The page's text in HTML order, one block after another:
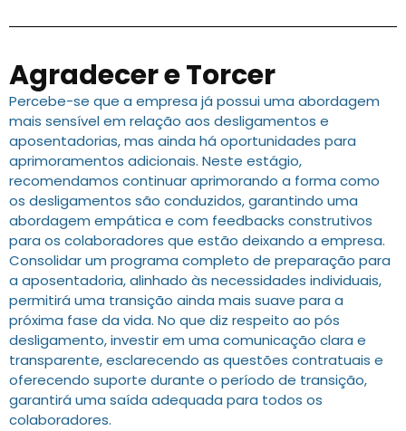
Agradecer e Torcer
Percebe-se que a empresa já possui uma abordagem
mais sensível em relação aos desligamentos e
aposentadorias, mas ainda há oportunidades para
aprimoramentos adicionais. Neste estágio,
recomendamos continuar aprimorando a forma como
os desligamentos são conduzidos, garantindo uma
abordagem empática e com feedbacks construtivos
para os colaboradores que estão deixando a empresa.
Consolidar um programa completo de preparação para
a aposentadoria, alinhado às necessidades individuais,
permitirá uma transição ainda mais suave para a
próxima fase da vida. No que diz respeito ao pós
desligamento, investir em uma comunicação clara e
transparente, esclarecendo as questões contratuais e
oferecendo suporte durante o período de transição,
garantirá uma saída adequada para todos os
colaboradores.